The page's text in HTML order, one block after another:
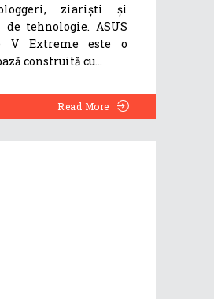
ziariști și
de tehnologie. ASUS
V Extreme este o
construită cu
Read More